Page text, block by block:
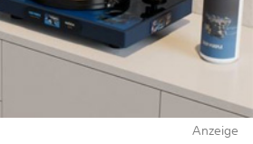
Anzeige